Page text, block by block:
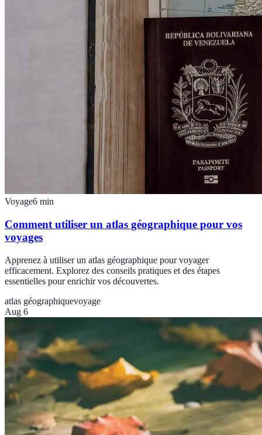
Voyage6 min
Comment utiliser un atlas géographique pour vos
voyages
Apprenez à utiliser un atlas géographique pour voyager
efficacement. Explorez des conseils pratiques et des étapes
essentielles pour enrichir vos découvertes.
atlas géographiquevoyage
Aug 6